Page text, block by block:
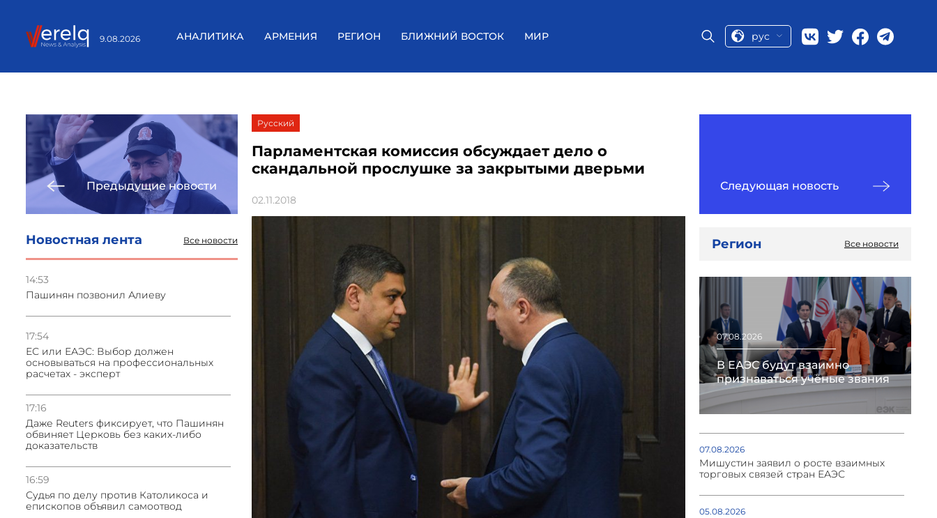
9.08.2026 АНАЛИТИКА АРМЕНИЯ РЕГИОН БЛИЖНИЙ ВОСТОК МИР рус
Предыдущие новости
Новостная лента Все новости
14:53
Пашинян позвонил Алиеву
17:54
ЕС или ЕАЭС: Выбор должен
основываться на профессиональных
расчетах - эксперт
17:16
Даже Reuters фиксирует, что Пашинян
обвиняет Церковь без каких-либо
доказательств
16:59
Судья по делу против Католикоса и
епископов объявил самоотвод
Русский
Парламентская комиссия обсуждает дело о
скандальной прослушке за закрытыми дверьми
02.11.2018
Следующая новость
Регион Все новости
07.08.2026
В ЕАЭС будут взаимно
признаваться учёные звания
07.08.2026
Мишустин заявил о росте взаимных
торговых связей стран ЕАЭС
05.08.2026